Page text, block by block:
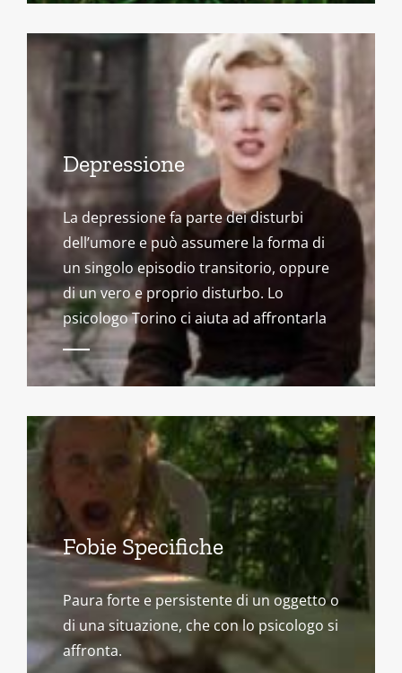
Depressione
La depressione fa parte dei disturbi
dell’umore e può assumere la forma di
un singolo episodio transitorio, oppure
di un vero e proprio disturbo. Lo
psicologo Torino ci aiuta ad affrontarla
Fobie Specifiche
Paura forte e persistente di un oggetto o
di una situazione, che con lo psicologo si
affronta.